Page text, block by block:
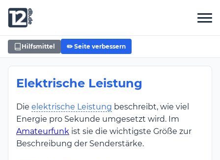
Hilfsmittel ✏️ Seite verbessern
Elektrische Leistung
Die elektrische Leistung beschreibt, wie viel
Energie pro Sekunde umgesetzt wird. Im
Amateurfunk ist sie die wichtigste Größe zur
Beschreibung der Senderstärke.